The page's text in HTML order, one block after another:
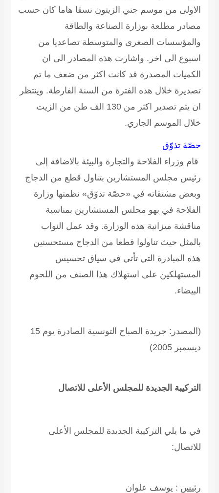
الاولى من موسم جني الزيتون نسقا هاما كان حسب
مصادر مطلعة بوزارة الصناعة والطاقة
والمؤسسات الصغرى والمتوسطة تصاعديا من
اسبوع الى اخر. واشارت هذه المصادر الى ان
الكميات المصدرة قد كانت اكثر من ضعف ما تم
تصديرة خلال هذه الفترة من السنة الفارطة. وينتظر
ان يتم تصدير اكثر من 130 الف طن من الزيت
خلال الموسم الجاري.
حصّة تذوّق
قام وزراء الفلاحة والتجارة والبيئة بالاضافة إلى
رئيس مجلس المستشارين بتناول قطع من الدجاج
وبعض مشتقاته في «حصّة تذوّق» نظمتها وزارة
الفلاحة في بهو مجلس المستشارين بمناسبة
مناقشة ميزانية هذه الوزارة. وقد عمل النواب
بالمثل حيث تناولوا قطعا من الدجاج مستحسنين
هذه المبادرة التي تأتي في سياق تحسيس
المستهلكين على استهلاك هذا الصنف من اللحوم
البيضاء.
(المصدر: جريدة الصباح التونسية الصادرة يوم 15
ديسمبر 2005)
التركيبة الجديدة للمجلس الأعلى للاتصال
في ما يلي التركيبة الجديدة للمجلس الأعلى
للاتصال:
رئيس : يوسف علوان